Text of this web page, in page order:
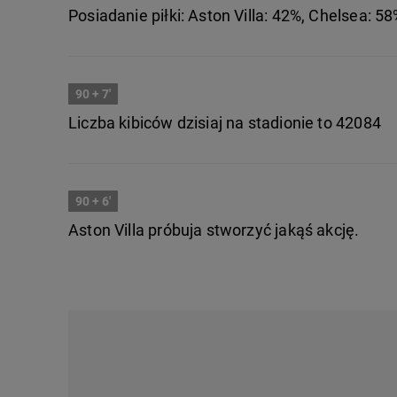
Posiadanie piłki: Aston Villa: 42%, Chelsea:
90 + 7'
Liczba kibiców dzisiaj na stadionie to 42084
90 + 6'
Aston Villa próbuja stworzyć jakąś akcję.